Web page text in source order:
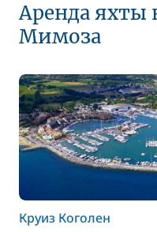
Аренда
Мимоза
Круиз Коголен